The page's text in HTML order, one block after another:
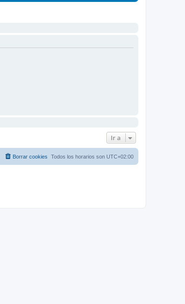
Ir a
Todos los horarios son UTC+02:00
Borrar cookies